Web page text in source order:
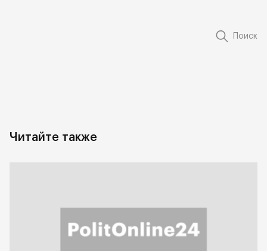
Поиск
Читайте также